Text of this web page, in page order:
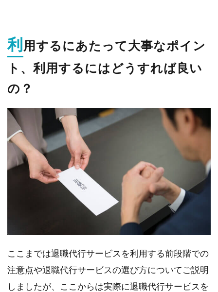
利 用するにあたって大事なポイン
ト、利用するにはどうすれば良い
の？
ここまでは退職代行サービスを利用する前段階での
注意点や退職代行サービスの選び方についてご説明
しましたが、ここからは実際に退職代行サービスを